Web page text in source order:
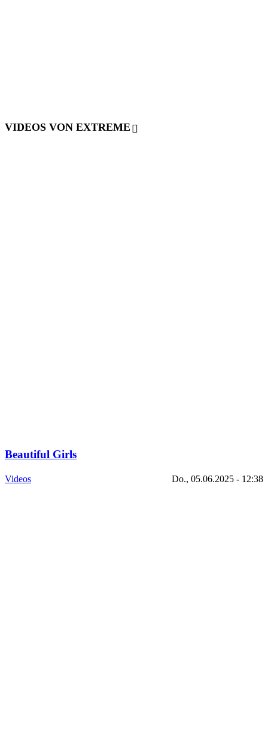
VIDEOS VON EXTREME
Beautiful Girls
Videos Do., 05.06.2025 - 12:38